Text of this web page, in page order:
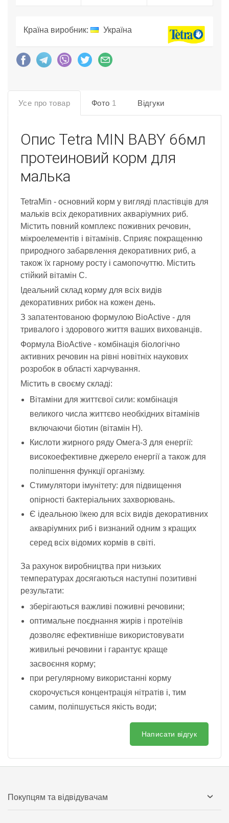
Країна виробник: Україна
Усе про товар Фото 1 Відгуки
Опис Tetra MIN BABY 66мл
протеиновий корм для
малька
TetraMin - основний корм у вигляді пластівців для
мальків всіх декоративних акваріумних риб.
Містить повний комплекс поживних речовин,
мікроелементів і вітамінів. Сприяє покращенню
природного забарвлення декоративних риб, а
також їх гарному росту і самопочуттю. Містить
стійкий вітамін С.
Ідеальний склад корму для всіх видів
декоративних рибок на кожен день.
З запатентованою формулою BioActive - для
тривалого і здорового життя ваших вихованців.
Формула BioActive - комбінація біологічно
активних речовин на рівні новітніх наукових
розробок в області харчування.
Містить в своєму складі:
Вітаміни для життєвої сили: комбінація
великого числа життєво необхідних вітамінів
включаючи біотин (вітамін H).
Кислоти жирного ряду Омега-3 для енергії:
високоефективне джерело енергії а також для
поліпшення функції організму.
Стимулятори імунітету: для підвищення
опірності бактеріальних захворювань.
Є ідеальною їжею для всіх видів декоративних
акваріумних риб і визнаний одним з кращих
серед всіх відомих кормів в світі.
За рахунок виробництва при низьких
температурах досягаються наступні позитивні
результати:
зберігаються важливі поживні речовини;
оптимальне поєднання жирів і протеїнів
дозволяє ефективніше використовувати
живильні речовини і гарантує краще
засвоєння корму;
при регулярному використанні корму
скорочується концентрація нітратів і, тим
самим, поліпшується якість води;
Написати відгук
Покупцям та відвідувачам